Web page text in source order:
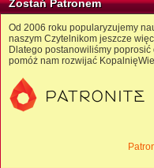
Zostań Patronem
Od 2006 roku popularyzujemy
naszym Czytelnikom jeszcze
Dlatego postanowiliśmy
pomóż nam rozwijać